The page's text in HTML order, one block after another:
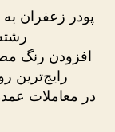
پودر زعفران
افزودن رنگ
رایج‌ترین
در معاملات